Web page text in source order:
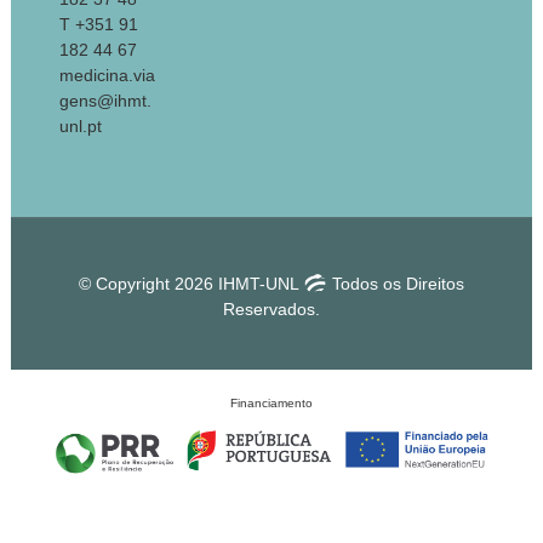
T +351 91
182 44 67
medicina.via
gens@ihmt.
unl.pt
© Copyright 2026 IHMT-UNL
Todos os Direitos
Reservados.
Financiamento